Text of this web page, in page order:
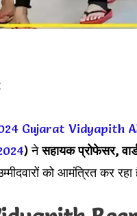
Gujarat Vidyapith
) नेसहायक प्रोफेसर,
को आमंत्रित कर रहा